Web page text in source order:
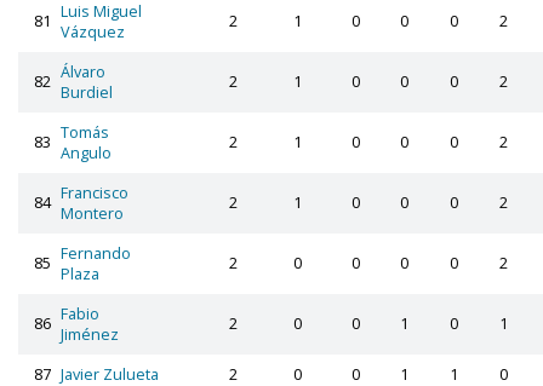
81 Luis Miguel
Vázquez
2 1 0 0 0 2
82 Álvaro
Burdiel
2 1 0 0 0 2
83 Tomás
Angulo
2 1 0 0 0 2
84 Francisco
Montero
2 1 0 0 0 2
85 Fernando
Plaza
2 0 0 0 0 2
86 Fabio
Jiménez
2 0 0 1 0 1
87 Javier Zulueta 2 0 0 1 1
0